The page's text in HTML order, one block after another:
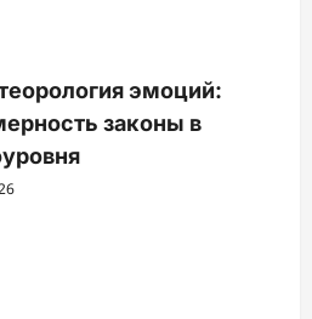
эмоций:
законы в